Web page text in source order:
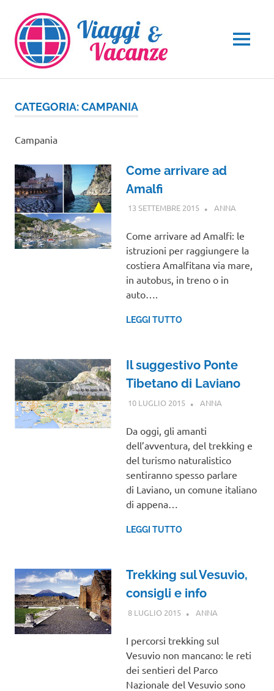
contenuto
MENU
CATEGORIA:CAMPANIA
Campania
Come arrivare ad
Amalfi
13 SETTEMBRE 2015 ANNA
Come arrivare ad Amalfi: le
istruzioni per raggiungere la
costiera Amalfitana via mare,
in autobus, in treno o in
auto….
LEGGI TUTTO
Il suggestivo Ponte
Tibetano di Laviano
10 LUGLIO 2015 ANNA
Da oggi, gli amanti
dell’avventura, del trekking e
del turismo naturalistico
sentiranno spesso parlare
di Laviano, un comune italiano
di appena…
LEGGI TUTTO
Trekking sul Vesuvio,
consigli e info
8 LUGLIO 2015 ANNA
I percorsi trekking sul
Vesuvio non mancano: le reti
dei sentieri del Parco
Nazionale del Vesuvio sono